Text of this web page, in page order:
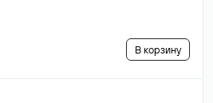
В корзину